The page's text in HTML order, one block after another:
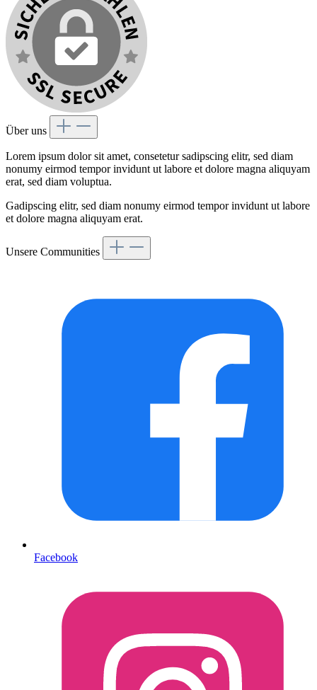
Über uns
Lorem ipsum dolor sit amet, consetetur sadipscing elitr, sed diam
nonumy eirmod tempor invidunt ut labore et dolore magna aliquyam
erat, sed diam voluptua.
Gadipscing elitr, sed diam nonumy eirmod tempor invidunt ut labore
et dolore magna aliquyam erat.
Unsere Communities
Facebook